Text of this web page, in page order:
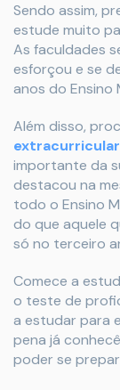
Sendo assim,
estude muito
As faculdades
esforçou e se
anos do Ensino
Além disso,
importante da
destacou na
todo o Ensino
do que aquele
só no terceiro
Comece a
o teste de
a estudar para
pena já
poder se